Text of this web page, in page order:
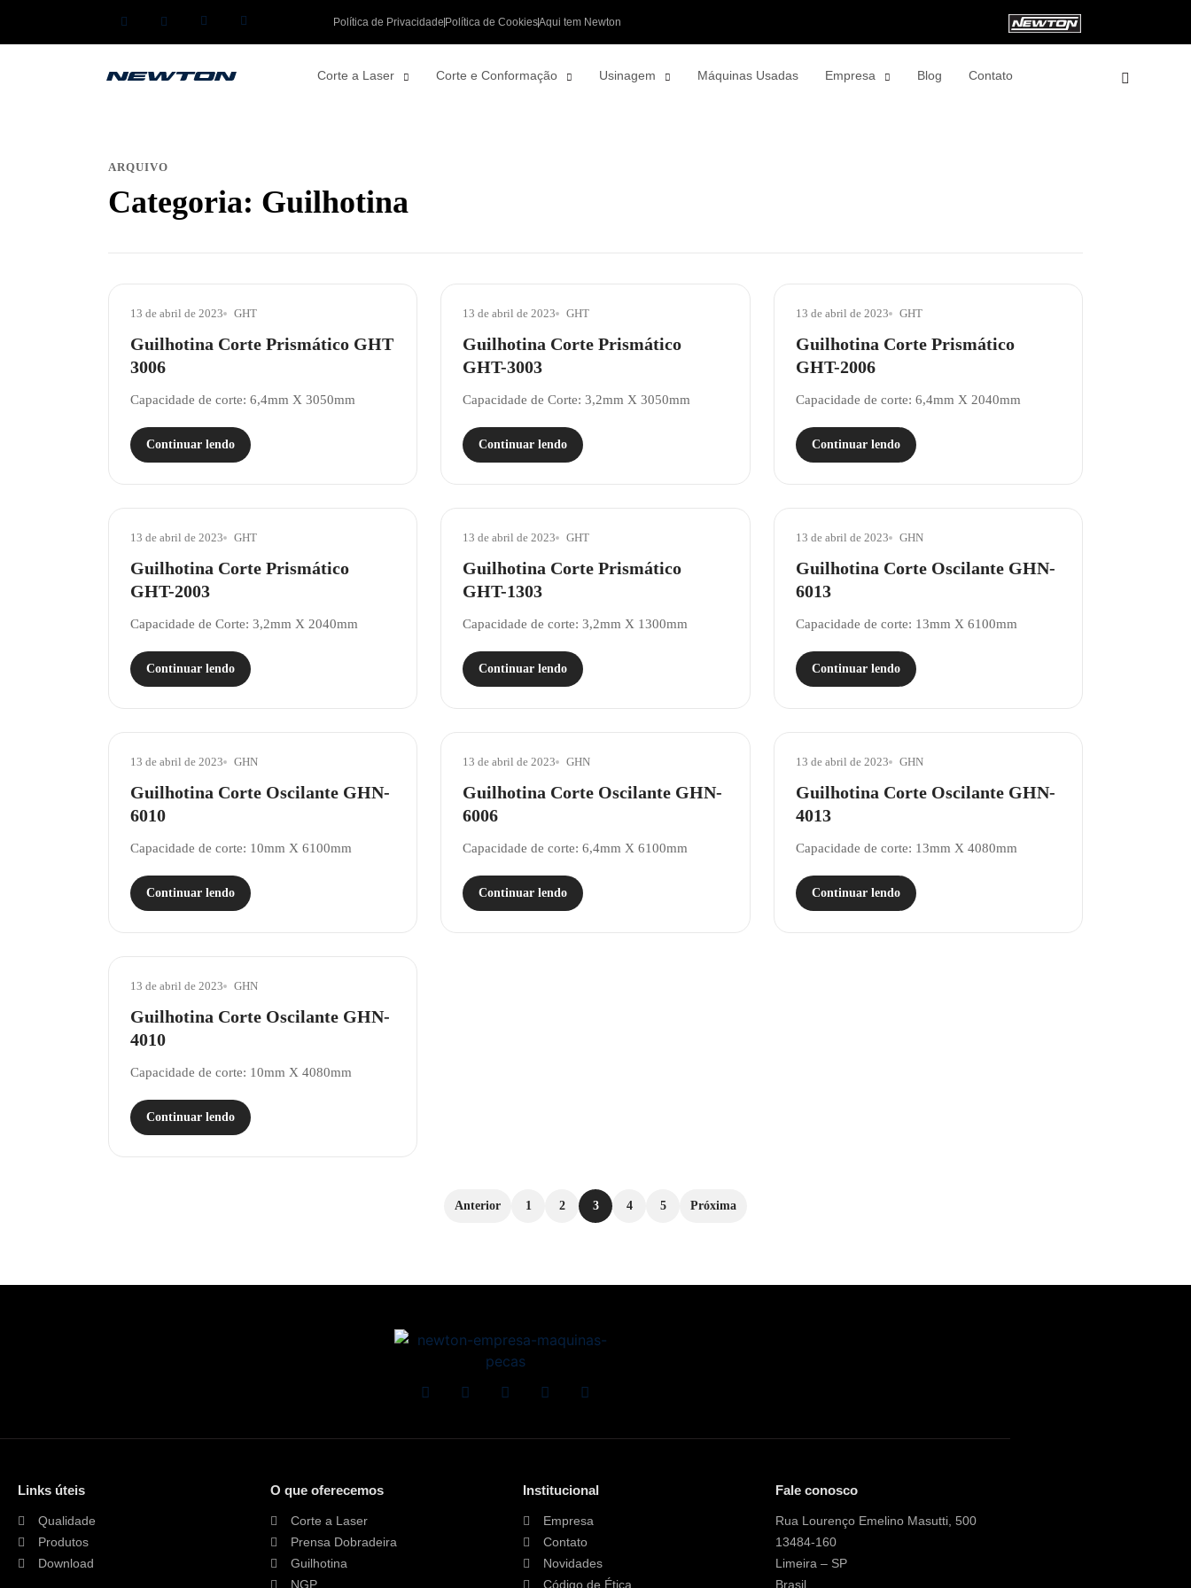
Política de Privacidade Política de CookiesAqui tem Newton
Corte a Laser Corte e Conformação Usinagem Máquinas Usadas Empresa Blog Contato
ARQUIVO
Categoria: Guilhotina
13 de abril de 2023 GHT
Guilhotina Corte Prismático GHT
3006
Capacidade de corte: 6,4mm X 3050mm
Continuar lendo
13 de abril de 2023 GHT
Guilhotina Corte Prismático
GHT-3003
Capacidade de Corte: 3,2mm X 3050mm
Continuar lendo
13 de abril de 2023 GHT
Guilhotina Corte Prismático
GHT-2006
Capacidade de corte: 6,4mm X 2040mm
Continuar lendo
13 de abril de 2023 GHT
Guilhotina Corte Prismático
GHT-2003
Capacidade de Corte: 3,2mm X 2040mm
Continuar lendo
13 de abril de 2023 GHT
Guilhotina Corte Prismático
GHT-1303
Capacidade de corte: 3,2mm X 1300mm
Continuar lendo
13 de abril de 2023 GHN
Guilhotina Corte Oscilante GHN-
6013
Capacidade de corte: 13mm X 6100mm
Continuar lendo
13 de abril de 2023 GHN
Guilhotina Corte Oscilante GHN-
6010
Capacidade de corte: 10mm X 6100mm
Continuar lendo
13 de abril de 2023 GHN
Guilhotina Corte Oscilante GHN-
6006
Capacidade de corte: 6,4mm X 6100mm
Continuar lendo
13 de abril de 2023 GHN
Guilhotina Corte Oscilante GHN-
4013
Capacidade de corte: 13mm X 4080mm
Continuar lendo
13 de abril de 2023 GHN
Guilhotina Corte Oscilante GHN-
4010
Capacidade de corte: 10mm X 4080mm
Continuar lendo
Anterior 1 2 3 4 5 Próxima
Links úteis
Qualidade
Produtos
Download
O que oferecemos
Corte a Laser
Prensa Dobradeira
Guilhotina
NGP
Institucional
Empresa
Contato
Novidades
Código de Ética
Fale conosco
Rua Lourenço Emelino Masutti, 500
13484-160
Limeira – SP
Brasil